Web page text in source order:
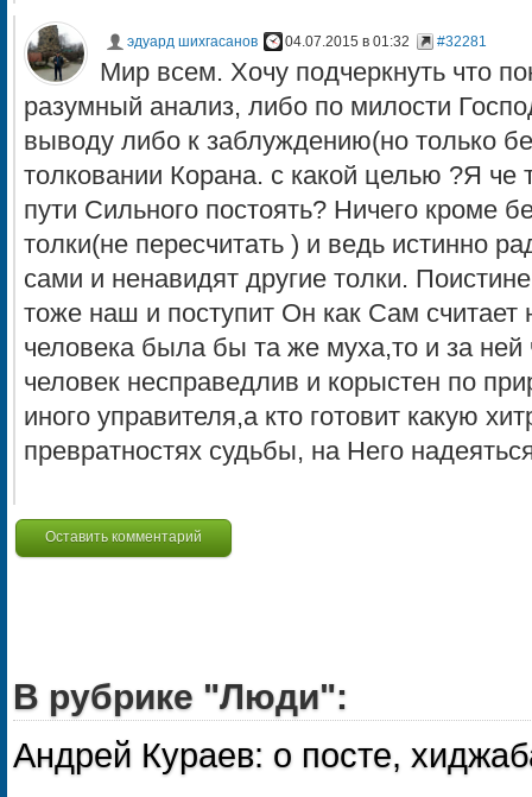
эдуард шихгасанов 04.07.2015 в 01:32 #32281
Мир всем. Хочу подчеркнуть что
разумный анализ, либо по милости
выводу либо к заблуждению(но только
толковании Корана. с какой целью ?Я че
пути Сильного постоять? Ничего кроме
толки(не пересчитать ) и ведь истинно
сами и ненавидят другие толки.
тоже наш и поступит Он как Сам
человека была бы та же муха,то и за
человек несправедлив и корыстен по
иного управителя,а кто готовит какую
превратностях судьбы, на Него
Оставить комментарий
В рубрике "Люди":
Андрей Кураев: о посте,